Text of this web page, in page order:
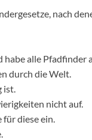
nach
habe alle Pfadfinder
durch die Welt.
ist.
nicht auf.
diese ein.